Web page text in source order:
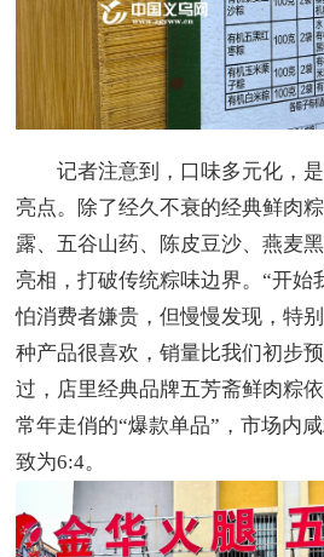
记者注意到，口味多元化，是
亮点。除了经久不衰的经典鲜肉
露、五谷山药、陈皮豆沙、燕麦
亮相，打破传统粽味边界。“开始
怕消费者嫌贵，但慢慢发现，特
种产品很喜欢，销量比我们初步
过，店里经典品牌五芳斋鲜肉粽
常年走俏的“爆款单品”，市场内
致为6:4。